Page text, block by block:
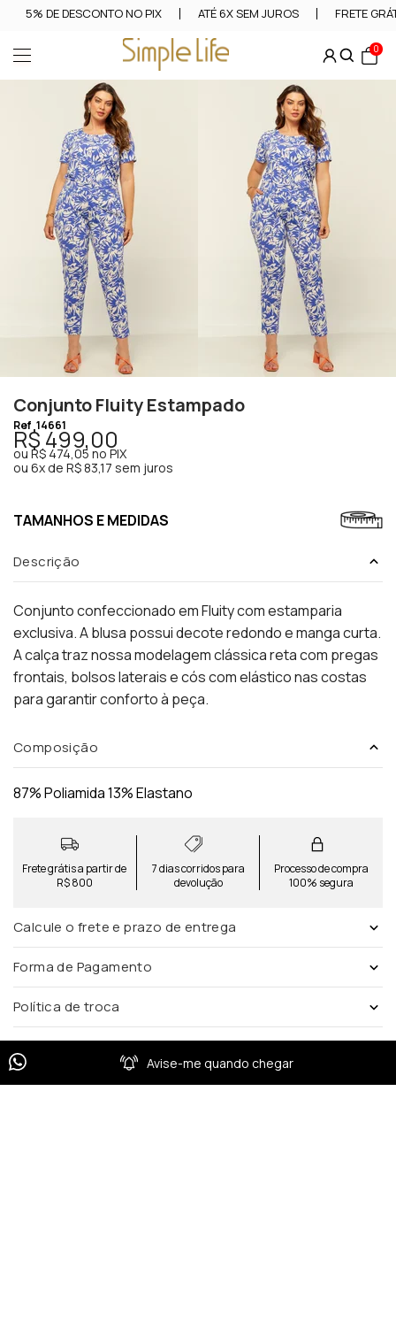
5% DE DESCONTO NO PIX ATÉ 6X SEM JUROS FRETE
0
Conjunto Fluity Estampado
Ref 14661
R$ 499,00
ou R$ 474,05 no PIX
ou 6x de R$ 83,17 sem juros
TAMANHOS E MEDIDAS
Descrição
Conjunto confeccionado em Fluity com estamparia
exclusiva. A blusa possui decote redondo e manga curta.
A calça traz nossa modelagem clássica reta com pregas
frontais, bolsos laterais e cós com elástico nas costas
para garantir conforto à peça.
Composição
87% Poliamida 13% Elastano
Frete grátis a partir de
R$ 800
7 dias corridos para
devolução
Processo de compra
100% segura
Calcule o frete e prazo de entrega
Forma de Pagamento
Política de troca
Avise-me quando chegar